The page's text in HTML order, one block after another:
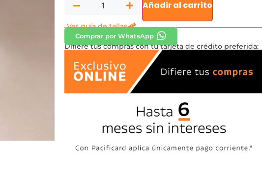
Añadir al carrito
Ver guía de tallas
Comprar por WhatsApp
Difiere tus compras con tu tarjeta de crédito preferida: